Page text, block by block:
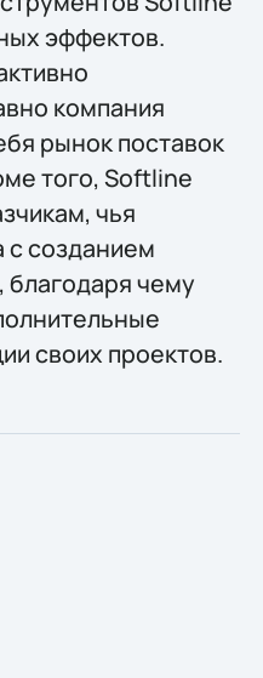
эффектов.
компания
рынок поставок
того, Softline
чья
с созданием
благодаря чему
своих проектов.